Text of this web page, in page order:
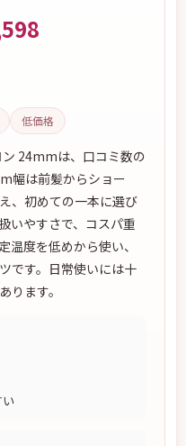
低価格
24mmは、口コミ数の
幅は前髪からショー
、初めての一本に選び
いやすさで、コスパ重
温度を低めから使い、
です。日常使いには十
ります。